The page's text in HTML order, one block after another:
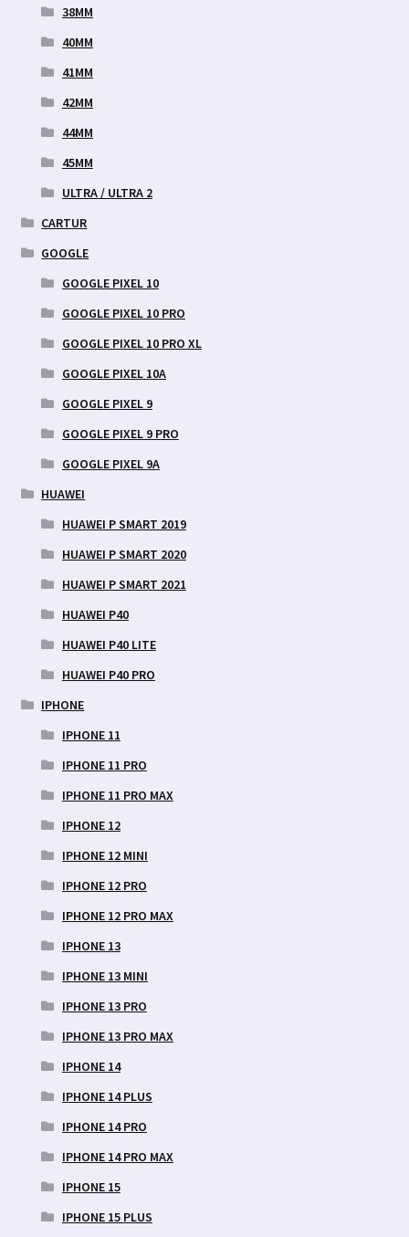
38MM
40MM
41MM
42MM
44MM
45MM
ULTRA / ULTRA 2
CARTUR
GOOGLE
GOOGLE PIXEL 10
GOOGLE PIXEL 10 PRO
GOOGLE PIXEL 10 PRO XL
GOOGLE PIXEL 10A
GOOGLE PIXEL 9
GOOGLE PIXEL 9 PRO
GOOGLE PIXEL 9A
HUAWEI
HUAWEI P SMART 2019
HUAWEI P SMART 2020
HUAWEI P SMART 2021
HUAWEI P40
HUAWEI P40 LITE
HUAWEI P40 PRO
IPHONE
IPHONE 11
IPHONE 11 PRO
IPHONE 11 PRO MAX
IPHONE 12
IPHONE 12 MINI
IPHONE 12 PRO
IPHONE 12 PRO MAX
IPHONE 13
IPHONE 13 MINI
IPHONE 13 PRO
IPHONE 13 PRO MAX
IPHONE 14
IPHONE 14 PLUS
IPHONE 14 PRO
IPHONE 14 PRO MAX
IPHONE 15
IPHONE 15 PLUS